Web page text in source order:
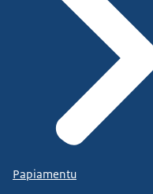
Papiamentu